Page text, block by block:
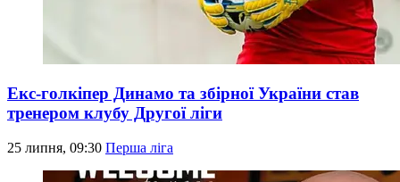
Екс-голкіпер Динамо та збірної України став
тренером клубу Другої ліги
25 липня, 09:30 Перша ліга